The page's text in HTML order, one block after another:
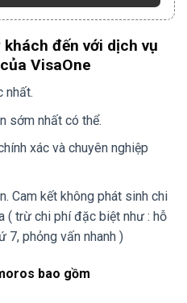
đến với dịch vụ
VisaOne
nhất.
sớm nhất có thể.
xác và chuyên nghiệp
Cam kết không phát sinh chi
( trừ chi phí đặc biệt như : hỗ
7, phỏng vấn nhanh )
bao gồm